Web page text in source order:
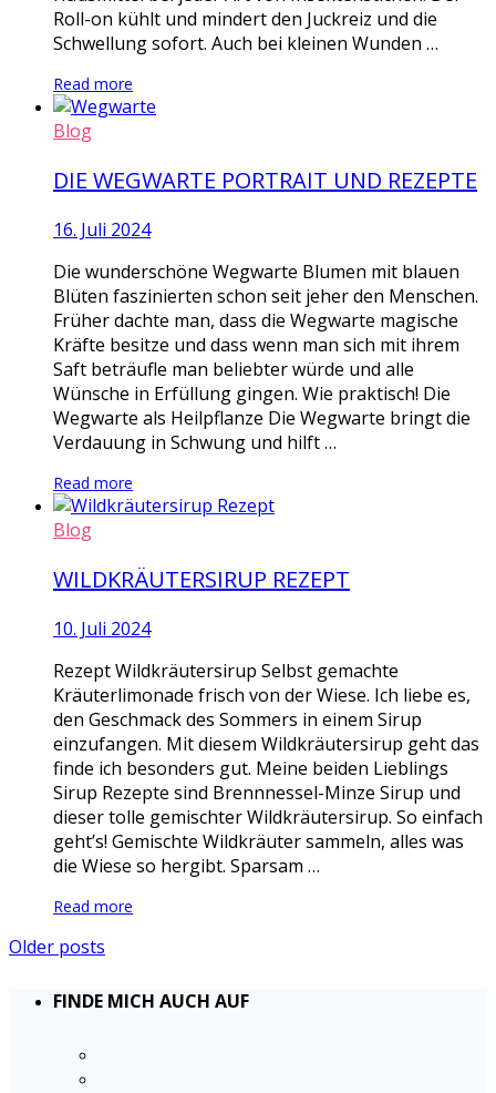
Roll-on kühlt und mindert den Juckreiz und die
Schwellung sofort. Auch bei kleinen Wunden …
Read more
Blog
DIE WEGWARTE PORTRAIT UND REZEPTE
16. Juli 2024
Die wunderschöne Wegwarte Blumen mit blauen
Blüten faszinierten schon seit jeher den Menschen.
Früher dachte man, dass die Wegwarte magische
Kräfte besitze und dass wenn man sich mit ihrem
Saft beträufle man beliebter würde und alle
Wünsche in Erfüllung gingen. Wie praktisch! Die
Wegwarte als Heilpflanze Die Wegwarte bringt die
Verdauung in Schwung und hilft …
Read more
Blog
WILDKRÄUTERSIRUP REZEPT
10. Juli 2024
Rezept Wildkräutersirup Selbst gemachte
Kräuterlimonade frisch von der Wiese. Ich liebe es,
den Geschmack des Sommers in einem Sirup
einzufangen. Mit diesem Wildkräutersirup geht das
finde ich besonders gut. Meine beiden Lieblings
Sirup Rezepte sind Brennnessel-Minze Sirup und
dieser tolle gemischter Wildkräutersirup. So einfach
geht’s! Gemischte Wildkräuter sammeln, alles was
die Wiese so hergibt. Sparsam …
Read more
Older posts
FINDE MICH AUCH AUF